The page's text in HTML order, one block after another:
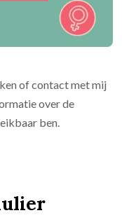
of contact met mij
over de
ben.